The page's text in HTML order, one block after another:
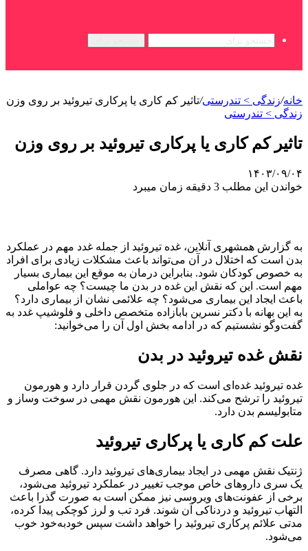
خانه/زندگی > تندرستی/تاثیر کم کاری یا پرکاری تیروئید بر روی وزن
زندگی > تندرستی
تاثیر کم کاری یا پرکاری تیروئید بر روی وزن
۱۴۰۳/۰۹/۰۴
خواندن این مطلب 3 دقیقه زمان میبرد
به گزارش همشهری آنلاین، غده تیروئید از جمله غدد مهم در عملکرد
بدن است که اختلال در آن می‌تواند باعث مشکلات زیادی برای افراد
به خصوص کودکان شود. بنابراین درمان به موقع این بیماری بسیار
مهم است. این که نقش این غده در بدن ما چیست؟ چه عواملی
باعث ایجاد این بیماری می‌شود؟ چه علائمی نشان از بیماری دارد؟
به این بهانه با دکتر نسرین بابازاده متخصص داخلی و فلوشیپ غدد به
گفت‌وگو نشستیم که در ادامه بخش اول آن را می‌خوانید:
نقش غده تیروئید در بدن
غده تیروئید غده‌ای است که در جلوی گردن قرار دارد و هورمون
تیروئید را ترشح می‌کند. این هورمون نقش مهمی در سوخت وساز و
متابولیسم بدن دارد.
علت کم کاری یا پرکاری تیروئید
ژنتیک نقش مهمی در ایجاد بیماری‌های تیروئید دارد. گاهی مصرف
یک سری داروهای خاص موجب تغییر در عملکرد تیروئید می‌شود،
برخی از عفونت‌های ویروسی نیز ممکن است به صورت گذرا باعث
التهاب تیروئید و دردناکی آن شوند. فرد تب و لرز کوچکی پیدا کرده،
مدتی علائم پرکاری تیروئید را خواهد داشت سپس خودبه‌خود خوب
می‌شود.